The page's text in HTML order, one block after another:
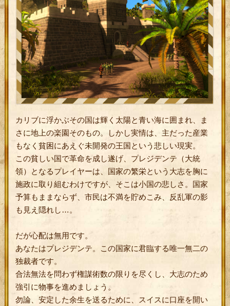
カリブに浮かぶその国は輝く太陽と青い海に囲まれ、ま
さに地上の楽園そのもの。しかし実情は、主だった産業
もなく貧困にあえぐ未開発の王国という悲しい現実。
この貧しい国で革命を成し遂げ、プレジデンテ（大統
領）となるプレイヤーは、国家の繁栄という大志を胸に
施政に取り組むわけですが、そこは小国の悲しさ。国家
予算もままならず、市民は不満を貯めこみ、反乱軍の影
も見え隠れし…。
だが心配は無用です。
あなたはプレジデンテ。この国家に君臨する唯一無二の
独裁者です。
合法無法を問わず権謀術数の限りを尽くし、大志のため
強引に物事を進めましょう。
勿論、安定した余生を送るために、スイスに口座を開い